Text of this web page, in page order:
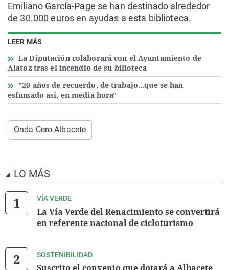
LEER MÁS
La Diputación colaborará con el Ayuntamiento de
Alatoz tras el incendio de su bilioteca
"20 años de recuerdo, de trabajo...que se han
esfumado así, en media hora"
Emiliano García-Page se han destinado alrededor
de 30.000 euros en ayudas a esta biblioteca.
Onda Cero Albacete
LO MÁS
VÍA VERDE
La Vía Verde del Renacimiento se convertirá
en referente nacional de cicloturismo
SOSTENIBILIDAD